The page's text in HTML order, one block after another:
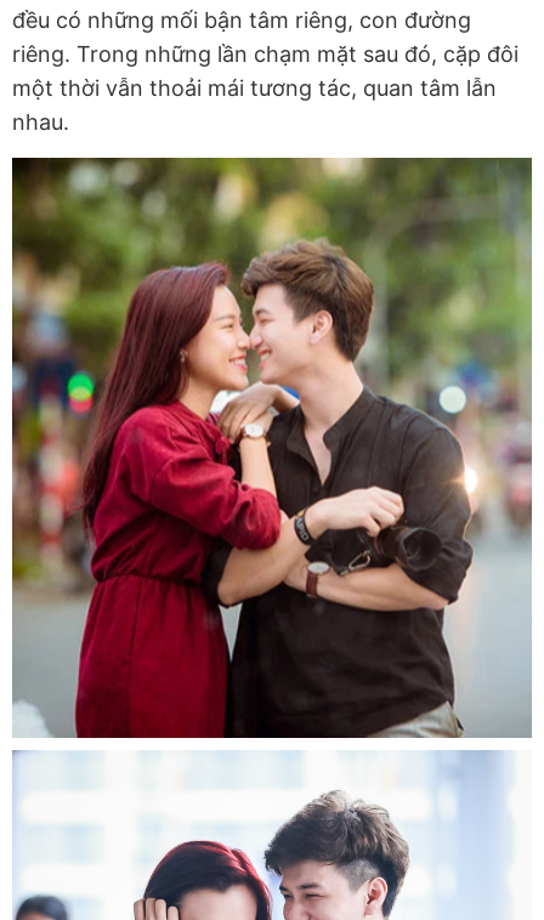
đều có những mối bận tâm riêng, con đường
riêng. Trong những lần chạm mặt sau đó, cặp đôi
một thời vẫn thoải mái tương tác, quan tâm lẫn
nhau.